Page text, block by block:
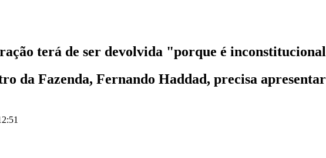
terá de ser devolvida "porque é
da Fazenda, Fernando Haddad, precisa